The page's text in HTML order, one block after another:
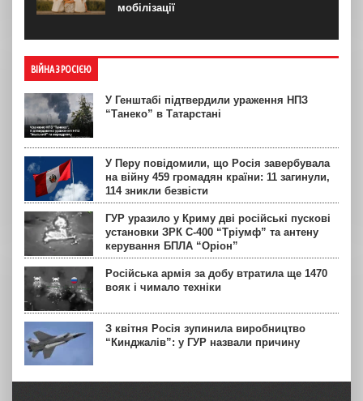
мобілізації
ВІЙНА З РОСІЄЮ
У Генштабі підтвердили ураження НПЗ
“Танеко” в Татарстані
У Перу повідомили, що Росія завербувала
на війну 459 громадян країни: 11 загинули,
114 зникли безвісти
ГУР уразило у Криму дві російські пускові
установки ЗРК С-400 “Тріумф” та антену
керування БПЛА “Оріон”
Російська армія за добу втратила ще 1470
вояк і чимало техніки
З квітня Росія зупинила виробництво
“Кинджалів”: у ГУР назвали причину